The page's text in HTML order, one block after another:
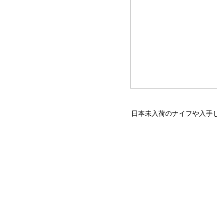
日本未入荷のナイフや入手